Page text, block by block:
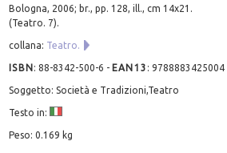
Bologna, 2006; br., pp. 128, ill., cm 14x21.
(Teatro. 7).
collana: Teatro.
ISBN:88-8342-500-6 - EAN13 :9788883425004
Soggetto: Società e Tradizioni,Teatro
Testo in:
Peso: 0.169 kg